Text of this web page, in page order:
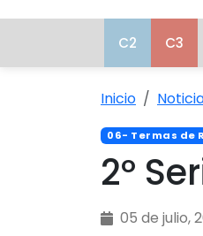
C2 C3
Inicio
06- Termas de
2º
05 de julio,